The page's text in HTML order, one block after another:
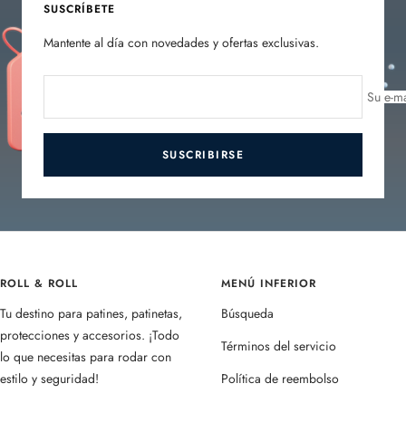
SUSCRÍBETE
Mantente al día con novedades y ofertas exclusivas.
Su e-
SUSCRIBIRSE
ROLL & ROLL
Tu destino para patines, patinetas,
protecciones y accesorios. ¡Todo
lo que necesitas para rodar con
estilo y seguridad!
MENÚ INFERIOR
Búsqueda
Términos del servicio
Política de reembolso